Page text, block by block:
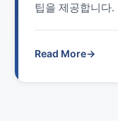
팁을 제공합니다.
Read More→